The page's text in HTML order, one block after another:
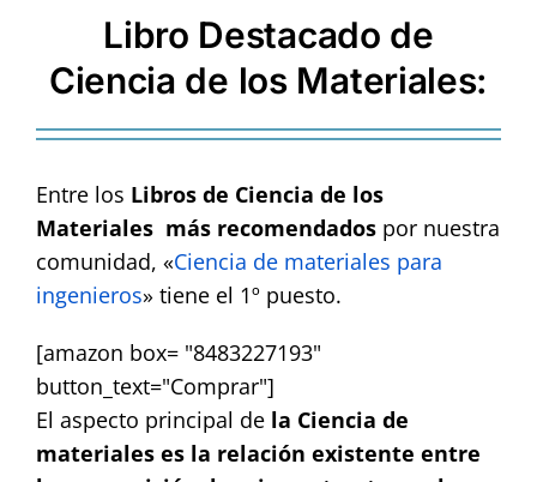
Videos
Libro Destacado de
Ciencia de los Materiales:
Entre los Libros de Ciencia de los
Materiales más recomendados por nuestra
comunidad, «Ciencia de materiales para
ingenieros» tiene el 1º puesto.
[amazon box= "8483227193"
button_text="Comprar"]
El aspecto principal de la Ciencia de
materiales es la relación existente entre